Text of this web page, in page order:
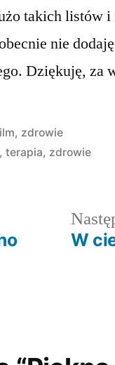
takich listów i
nie
Dziękuję, za
, zdrowie
,terapia, zdrowie
W